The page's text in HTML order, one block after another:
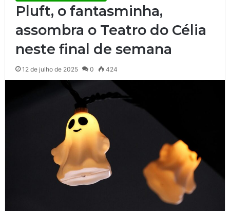
Pluft, o fantasminha,
assombra o Teatro do Célia
neste final de semana
12 de julho de 2025 0 424